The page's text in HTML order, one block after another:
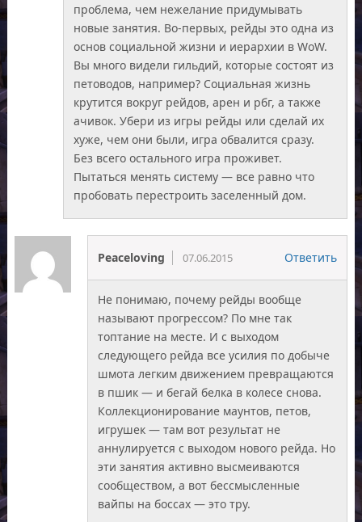
проблема, чем нежелание придумывать
новые занятия. Во-первых, рейды это одна из
основ социальной жизни и иерархии в WoW.
Вы много видели гильдий, которые состоят из
петоводов, например? Социальная жизнь
крутится вокруг рейдов, арен и рбг, а также
ачивок. Убери из игры рейды или сделай их
хуже, чем они были, игра обвалится сразу.
Без всего остального игра проживет.
Пытаться менять систему — все равно что
пробовать перестроить заселенный дом.
Peaceloving 07.06.2015 Ответить
Не понимаю, почему рейды вообще
называют прогрессом? По мне так
топтание на месте. И с выходом
следующего рейда все усилия по добыче
шмота легким движением превращаются
в пшик — и бегай белка в колесе снова.
Коллекционирование маунтов, петов,
игрушек — там вот результат не
аннулируется с выходом нового рейда. Но
эти занятия активно высмеиваются
сообществом, а вот бессмысленные
вайпы на боссах — это тру.